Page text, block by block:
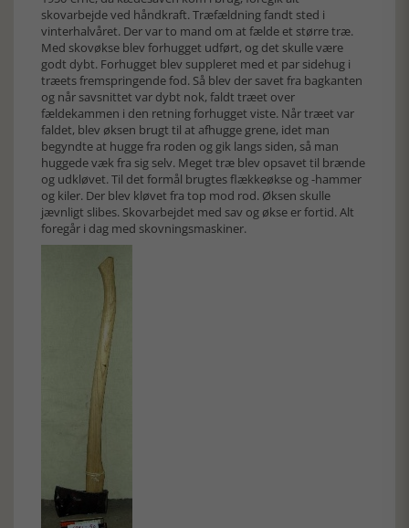
skovarbejde ved håndkraft. Træfældning fandt sted i
vinterhalvåret. Der var to mand om at fælde et større træ.
Med skovøkse blev forhugget udført, og det skulle være
godt dybt. Forhugget blev suppleret med et par sidehug i
træets fremspringende fod. Så blev der savet fra bagkanten
og når savsnittet var dybt nok, faldt træet over
fældekammen i den retning forhugget viste. Når træet var
faldet, blev øksen brugt til at afhugge grene, idet man
begyndte at hugge fra roden og gik langs siden, så man
huggede væk fra sig selv. Meget træ blev opsavet til brænde
og udkløvet. Til det formål brugtes flækkeøkse og -hammer
og kiler. Der blev kløvet fra top mod rod. Øksen skulle
jævnligt slibes. Skovarbejdet med sav og økse er fortid. Alt
foregår i dag med skovningsmaskiner.